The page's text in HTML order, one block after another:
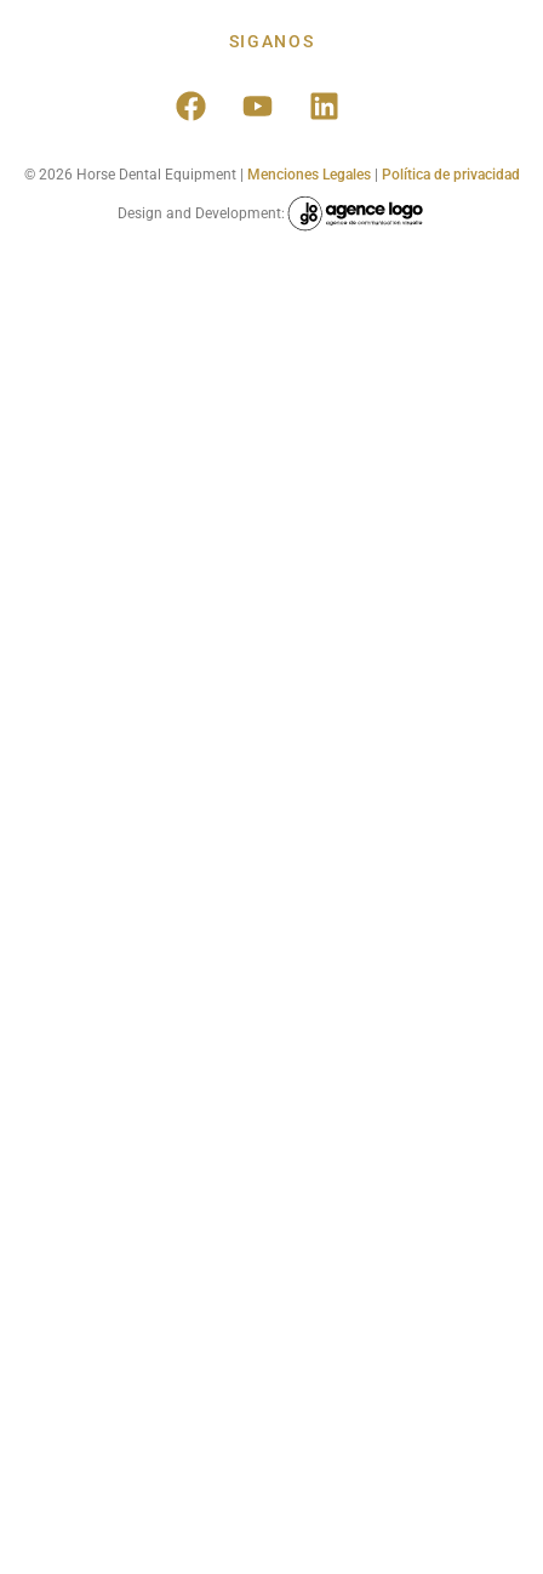
SIGANOS
© 2026 Horse Dental Equipment | Menciones Legales| Política de privacidad
Design and Development: